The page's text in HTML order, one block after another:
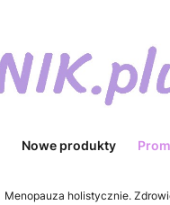
Nowe produkty
Menopauza holistycznie.